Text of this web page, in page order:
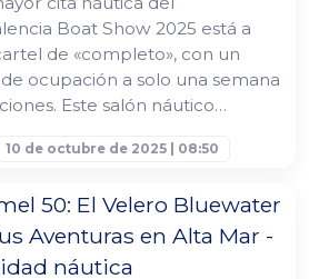
Boat Show 2025 está a
de «completo», con un
ocupación a solo una semana
Este salón náutico
150 embarcaciones en
yates innovadores o las últimas
este es el evento...
10 de octubre de 2025 | 08:50